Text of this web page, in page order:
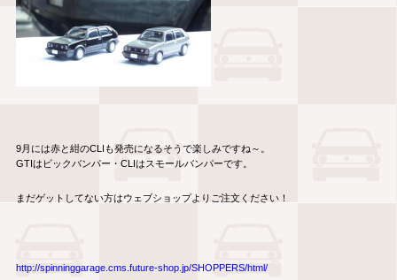
9月には赤と紺のCLIも発売になるそうで楽しみですね～。
GTIはビックバンパー・CLIはスモールバンパーです。
まだゲットしてない方はウェブショップよりご注文ください！
http://spinninggarage.cms.future-shop.jp/SHOPPERS/html/